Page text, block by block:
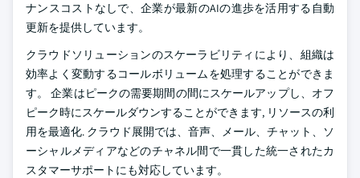
ナンスコストなしで、企業が最新のAIの進歩を活用する自動
更新を提供しています。
クラウドソリューションのスケーラビリティにより、組織は
効率よく変動するコールボリュームを処理することができま
す。 企業はピークの需要期間の間にスケールアップし、オフ
ピーク時にスケールダウンすることができます, リソースの利
用を最適化. クラウド展開では、音声、メール、チャット、ソ
ーシャルメディアなどのチャネル間で一貫した統一されたカ
スタマーサポートにも対応しています。